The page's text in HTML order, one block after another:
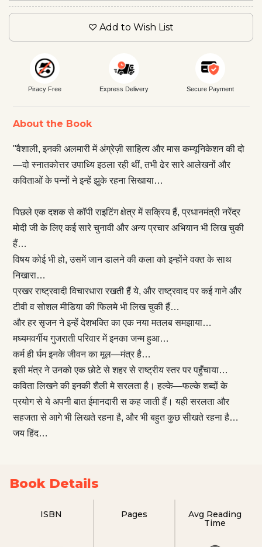
Add to Wish List
Piracy Free Express Delivery Secure Payment
About the Book
"वैशाली, इनकी अलमारी में अंग्रेज़ी साहित्य और मास कम्यूनिकेशन की दो
—दो स्नातकोत्तर उपाध्यि इठला रही थीं, तभी ढेर सारे आलेखनों और
कविताओं के पन्नों ने इन्हें झुके रहना सिखाया…
पिछले एक दशक से कॉपी राइटिंग क्षेत्र में सक्रिय हैं, प्रधानमंत्री नरेंद्र
मोदी जी के लिए कई सारे चुनावी और अन्य प्रचार अभियान भी लिख चुकी
हैं…
विषय कोई भी हो, उसमें जान डालने की कला को इन्होंने वक्त के साथ
निखारा…
प्रखर राष्ट्रवादी विचारधारा रखती हैं ये, और राष्ट्रवाद पर कई गाने और
टीवी व सोशल मीडिया की फिलमे भी लिख चुकी हैं…
और हर सृजन ने इन्हें देशभक्ति का एक नया मतलब समझाया…
मघ्यमवर्गीय गुजराती परिवार में इनका जन्म हुआ…
कर्म ही र्घम इनके जीवन का मूल—मंत्र है…
इसी मंत्र ने उनको एक छोटे से शहर से राष्ट्रीय स्तर पर पहुँचाया…
कविता लिखने की इनकी शैली मे सरलता है। हल्के—फल्के शब्दों के
प्रयोग से ये अपनी बात ईमानदारी स कह जाती हैं। यही सरलता और
सहजता से आगे भी लिखते रहना है, और भी बहुत कुछ सीखते रहना है…
जय हिंद…
Book Details
ISBN Pages
Avg Reading
Time